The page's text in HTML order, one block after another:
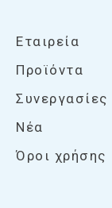
Εταιρεία
Προϊόντα
Συνεργασίες
Νέα
Όροι χρήσης